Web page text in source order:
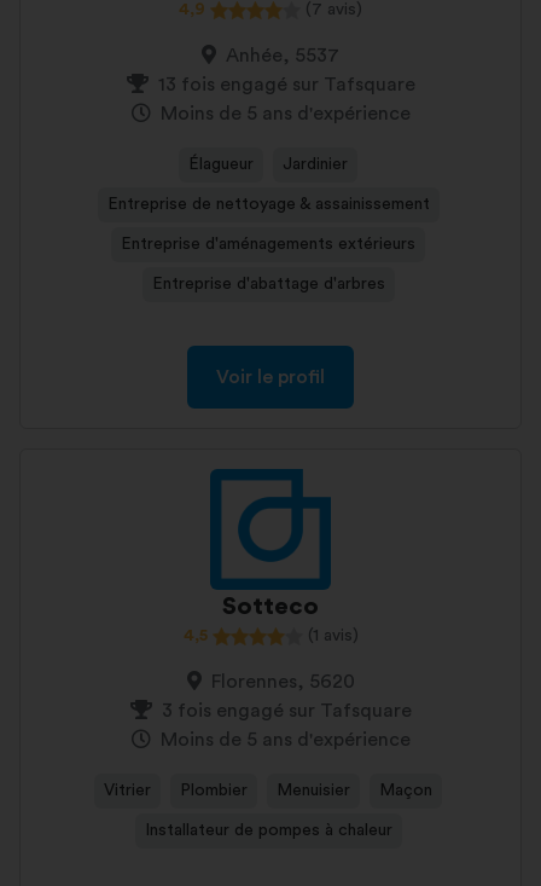
4,9 (7 avis)
Anhée, 5537
13 fois engagé sur Tafsquare
Moins de 5 ans d'expérience
Élagueur Jardinier
Entreprise de nettoyage & assainissement
Entreprise d'aménagements extérieurs
Entreprise d'abattage d'arbres
Voir le profil
Sotteco
4,5 (1 avis)
Florennes, 5620
3 fois engagé sur Tafsquare
Moins de 5 ans d'expérience
Vitrier Plombier Menuisier Maçon
Installateur de pompes à chaleur